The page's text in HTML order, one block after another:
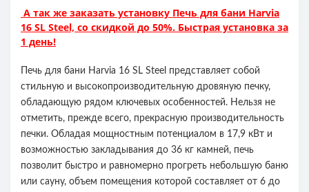
А так же заказать установку Печь для бани Harvia
16 SL Steel, со скидкой до 50%. Быстрая установка за
1 день!
Печь для бани Harvia 16 SL Steel представляет собой
стильную и высокопроизводительную дровяную печку,
обладающую рядом ключевых особенностей. Нельзя не
отметить, прежде всего, прекрасную производительность
печки. Обладая мощностным потенциалом в 17,9 кВт и
возможностью закладывания до 36 кг камней, печь
позволит быстро и равномерно прогреть небольшую баню
или сауну, объем помещения которой составляет от 6 до